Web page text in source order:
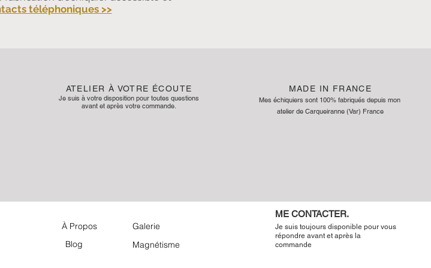
téléphoniques >>
ATELIER À VOTRE ÉCOUTE
Je suis à votre disposition pour toutes questions
avant et après votre commande.
MADE IN FRANCE
Mes échiquiers sont 100% fabriqués depuis mon
atelier de Carqueiranne (Var) France
À Propos
Blog
Galerie
Magnétisme
ME CONTACTER.
Je suis toujours disponible pour vous
répondre avant et après la
commande